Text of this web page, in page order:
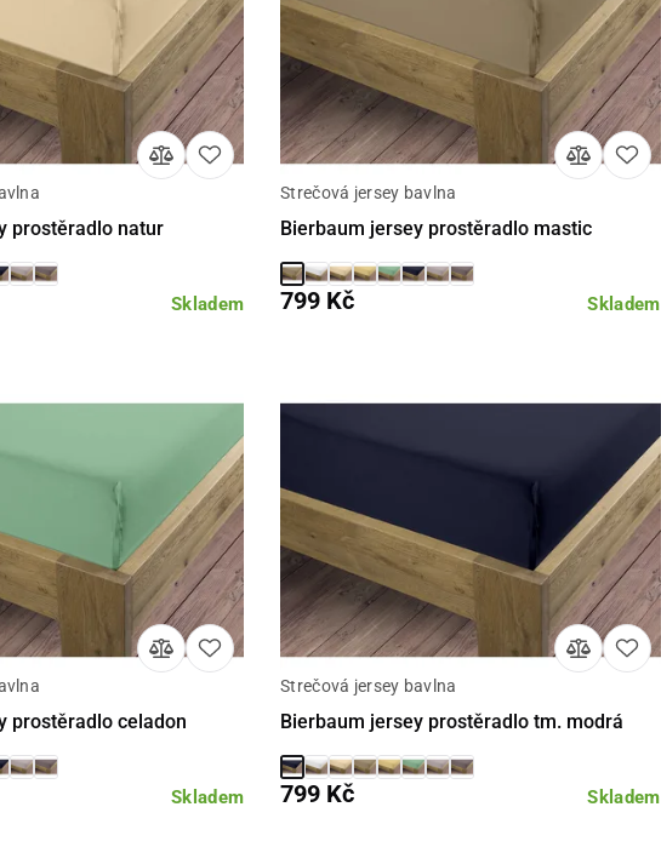
prostěradlo natur
Skladem
Strečová jersey bavlna
Bierbaum jersey prostěradlo mastic
Skladem
799 Kč
prostěradlo celadon
Skladem
Strečová jersey bavlna
Bierbaum jersey prostěradlo tm. modrá
Skladem
799 Kč